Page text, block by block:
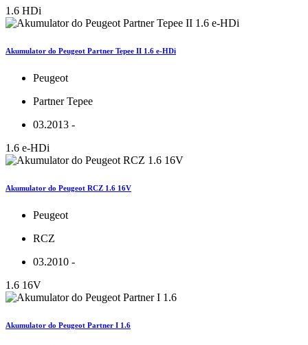
1.6 HDi
Akumulator do Peugeot Partner Tepee II 1.6 e-HDi
Peugeot
Partner Tepee
03.2013 -
1.6 e-HDi
Akumulator do Peugeot RCZ 1.6 16V
Peugeot
RCZ
03.2010 -
1.6 16V
Akumulator do Peugeot Partner I 1.6